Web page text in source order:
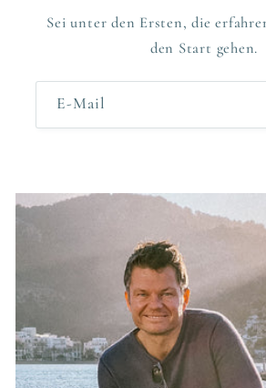
Sei unter den Ersten, die
den Start gehen.
E-Mail